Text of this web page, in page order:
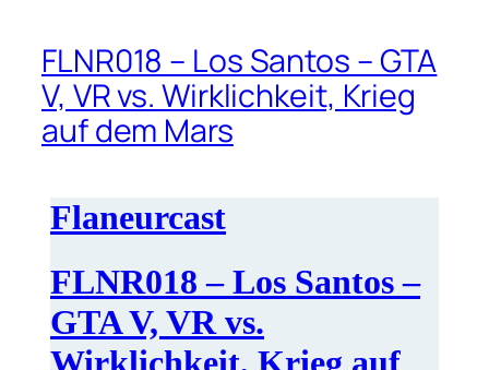
FLNR018 – Los Santos – GTA
V, VR vs. Wirklichkeit, Krieg
auf dem Mars